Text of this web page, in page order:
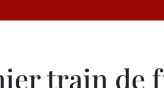
train de